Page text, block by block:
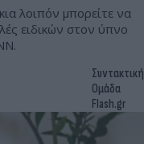
λοιπόν μπορείτε να
ειδικών στον ύπνο
Συντακτική
Ομάδα
Flash.gr